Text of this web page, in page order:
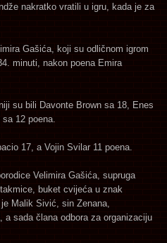
nakratko vratili u igru, kada je za
Gašića, koji su odličnom igrom
minuti, nakon poena Emira
su bili Davonte Brown sa 18, Enes
12 poena.
17, a Vojin Svilar 11 poena.
Velimira Gašića, supruga
buket cvijeća u znak
Malik Sivić, sin Zenana,
a sada člana odbora za organizaciju